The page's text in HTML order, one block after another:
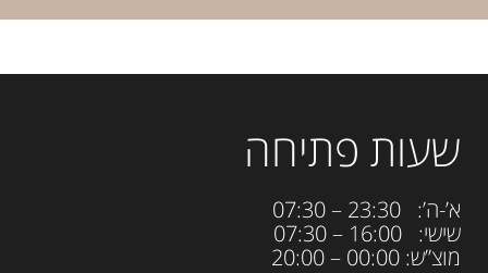
שעות פתיחה
א’-ה’: 23:30 – 07:30
שישי: 16:00 – 07:30
מוצ”ש: 00:00 – 20:00